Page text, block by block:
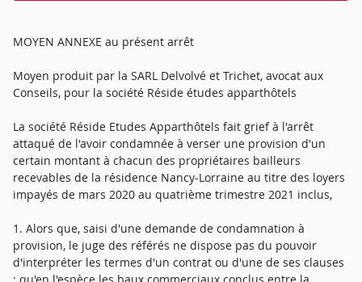
MOYEN ANNEXE au présent arrêt
Moyen produit par la SARL Delvolvé et Trichet, avocat aux
Conseils, pour la société Réside études apparthôtels
La société Réside Etudes Apparthôtels fait grief à l'arrêt
attaqué de l'avoir condamnée à verser une provision d'un
certain montant à chacun des propriétaires bailleurs
recevables de la résidence Nancy-Lorraine au titre des loyers
impayés de mars 2020 au quatrième trimestre 2021 inclus,
1. Alors que, saisi d'une demande de condamnation à
provision, le juge des référés ne dispose pas du pouvoir
d'interpréter les termes d'un contrat ou d'une de ses clauses